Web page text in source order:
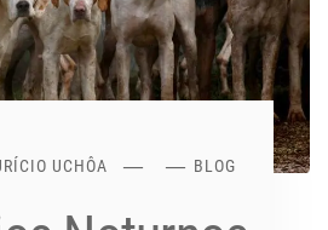
UCHÔA BLOG